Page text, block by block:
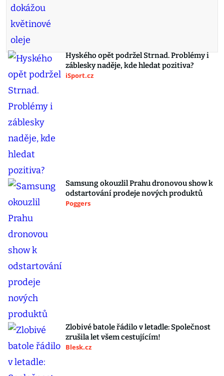
Hyského opět podržel Strnad. Problémy i
záblesky naděje, kde hledat pozitiva?
iSport.cz
Samsung okouzlil Prahu dronovou show k
odstartování prodeje nových produktů
Poggers
Zlobivé batole řádilo v letadle: Společnost
zrušila let všem cestujícím!
Blesk.cz